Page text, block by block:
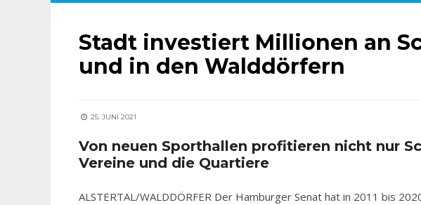
Stadt investiert Millionen an
und in den Walddörfern
25. JUNI 2021
Von neuen Sporthallen profitieren nicht nur
Vereine und die Quartiere
ALSTERTAL/WALDDÖRFER Der Hamburger Senat hat in 2011 bis